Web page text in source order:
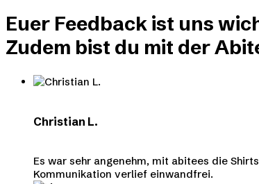
Euer Feedback ist uns
Zudem bist du mit der
Christian L.
Es war sehr angenehm, mit abitees die
Kommunikation verlief einwandfrei.